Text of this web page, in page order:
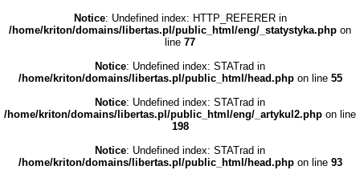
Notice: Undefined index: HTTP_REFERER in
/home/kriton/domains/libertas.pl/public_html/eng/_statystyka.php on
line 77
Notice: Undefined index: STATrad in
/home/kriton/domains/libertas.pl/public_html/head.phpon line 55
Notice: Undefined index: STATrad in
/home/kriton/domains/libertas.pl/public_html/eng/_artykul2.php on line
198
Notice: Undefined index: STATrad in
/home/kriton/domains/libertas.pl/public_html/head.phpon line 93